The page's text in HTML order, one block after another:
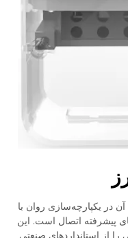
آن در یکپارچه‌سازی روان با
پیشرفته اتصال است. این
از استانداردهای صنعتی